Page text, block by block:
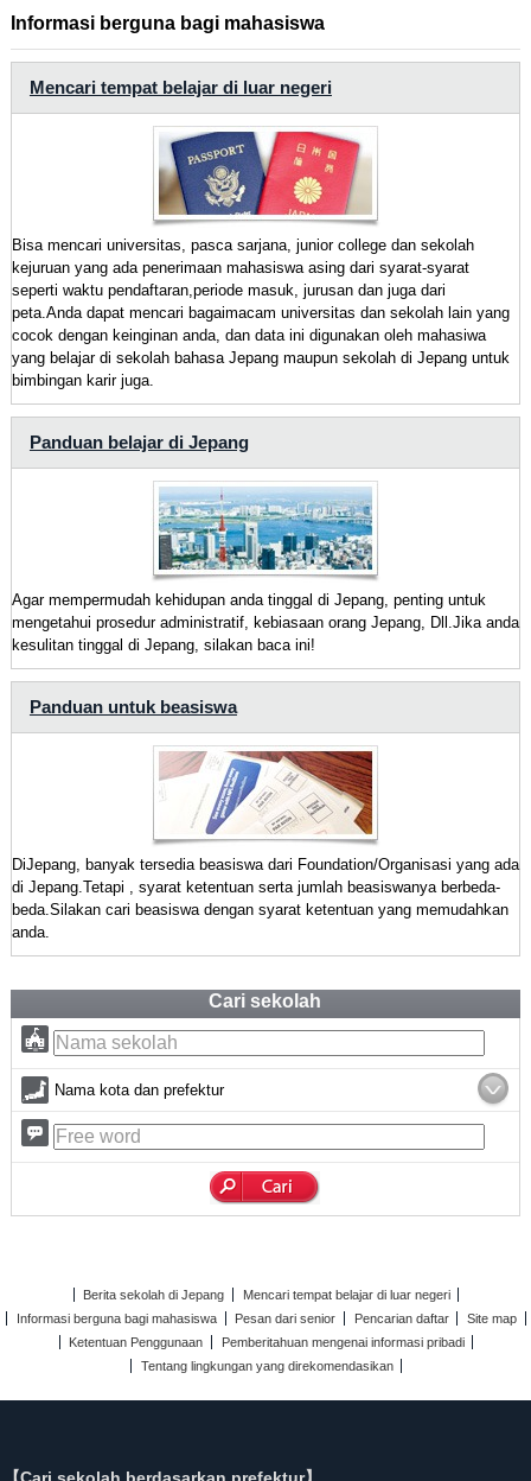
Informasi berguna bagi mahasiswa
Mencari tempat belajar di luar negeri
Bisa mencari universitas, pasca sarjana, junior college dan sekolah
kejuruan yang ada penerimaan mahasiswa asing dari syarat-syarat
seperti waktu pendaftaran,periode masuk, jurusan dan juga dari
peta.Anda dapat mencari bagaimacam universitas dan sekolah lain yang
cocok dengan keinginan anda, dan data ini digunakan oleh mahasiwa
yang belajar di sekolah bahasa Jepang maupun sekolah di Jepang untuk
bimbingan karir juga.
Panduan belajar di Jepang
Agar mempermudah kehidupan anda tinggal di Jepang, penting untuk
mengetahui prosedur administratif, kebiasaan orang Jepang, Dll.Jika anda
kesulitan tinggal di Jepang, silakan baca ini!
Panduan untuk beasiswa
DiJepang, banyak tersedia beasiswa dari Foundation/Organisasi yang ada
di Jepang.Tetapi , syarat ketentuan serta jumlah beasiswanya berbeda-
beda.Silakan cari beasiswa dengan syarat ketentuan yang memudahkan
anda.
Cari sekolah
Nama kota dan prefektur
Berita sekolah di Jepang
Mencari tempat belajar di luar negeri
Informasi berguna bagi mahasiswa
Pesan dari senior Pencarian daftar
Site map
Ketentuan Penggunaan
Pemberitahuan mengenai informasi pribadi
Tentang lingkungan yang direkomendasikan
【Cari sekolah berdasarkan prefektur】